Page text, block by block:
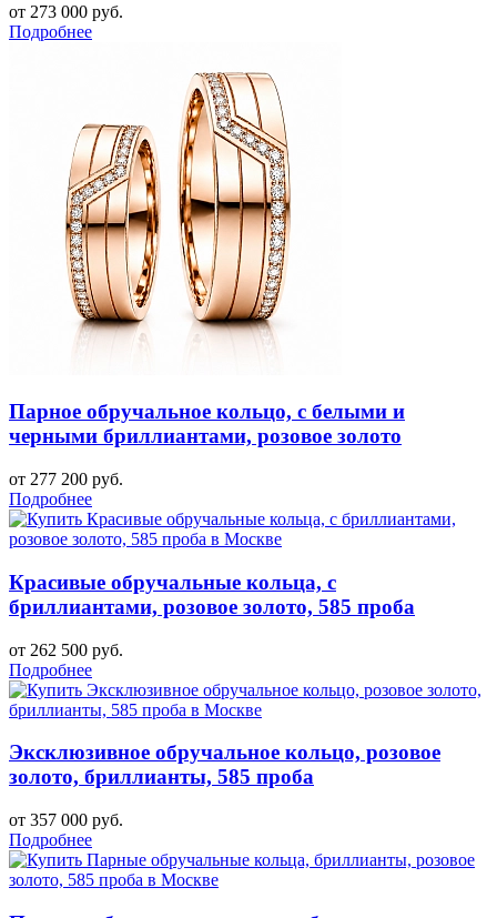
от 273 000 руб.
Подробнее
Парное обручальное кольцо, с белыми и
черными бриллиантами, розовое золото
от 277 200 руб.
Подробнее
Красивые обручальные кольца, с
бриллиантами, розовое золото, 585 проба
от 262 500 руб.
Подробнее
Эксклюзивное обручальное кольцо, розовое
золото, бриллианты, 585 проба
от 357 000 руб.
Подробнее